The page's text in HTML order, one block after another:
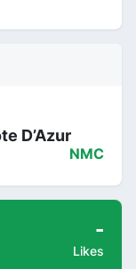
D’Azur
NMC
-
Likes